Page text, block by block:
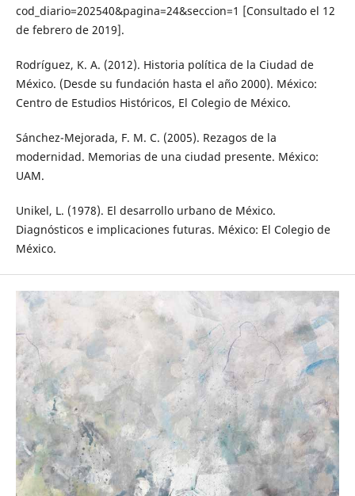
cod_diario=202540&pagina=24&seccion=1 [Consultado el 12
de febrero de 2019].
Rodríguez, K. A. (2012). Historia política de la Ciudad de
México. (Desde su fundación hasta el año 2000). México:
Centro de Estudios Históricos, El Colegio de México.
Sánchez-Mejorada, F. M. C. (2005). Rezagos de la
modernidad. Memorias de una ciudad presente. México:
UAM.
Unikel, L. (1978). El desarrollo urbano de México.
Diagnósticos e implicaciones futuras. México: El Colegio de
México.